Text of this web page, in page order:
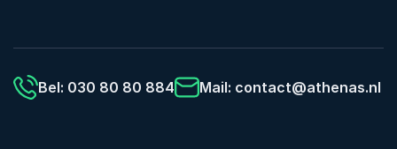
Bel: 030 80 80 884 Mail: contact@athenas.nl